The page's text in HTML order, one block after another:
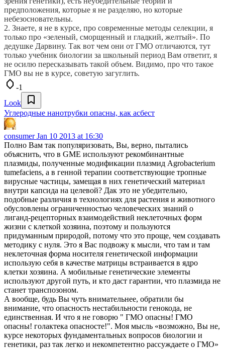
предположения, которые я не разделяю, но которые
небезосновательны.
2. Знаете, я не в курсе, про современные методы селекции, я
только про «зеленый, сморщенный и гладкий, желтый». По
дедушке Дарвину. Так вот чем они от ГМО отличаются, тут
только учебник биологии за школьный период Вам ответит, я
не осилю пересказывать такой объем. Видимо, про что такое
ГМО вы не в курсе, советую загуглить.
-1
Look
Углеродные нанотрубки опасны, как асбест
consumerJan 10 2013 at 16:30
Полно Вам так популяризовать, Вы, верно, пытались
объяснить, что в GME используют рекомбинантные
плазмиды, полученные модификации плазмид Agrobacterium
tumefaciens, а в генной терапии соответствующие тропные
вирусные частицы, замещая в них генетический материал
внутри капсида на целевой? Дак это не убедительно,
подобные различия в технологиях для растения и животного
обусловлены ограниченностью человеческих знаний о
лиганд-рецепторных взаимодействий неклеточных форм
жизни с клеткой хозяина, поэтому и пользуются
придуманным природой, потому что это проще, чем создавать
методику с нуля. Это я Вас подвожу к мысли, что там и там
неклеточная форма носителя генетической информации
использую себя в качестве матрицы встраивается в ядро
клетки хозяина. А мобильные генетические элементы
используют другой путь, и кто даст гарантии, что плазмида не
станет транспозоном.
А вообще, будь Вы чуть внимательнее, обратили бы
внимание, что опасность нестабильности генокода, не
единственная. И что я не говорю " ГМО опасны! ГМО
опасны! голактека опасносте!". Моя мысль «возможно, Вы не,
курсе некоторых фундаментальных вопросов биологии и
генетики, раз так легко и некомпетентно рассуждаете о ГМО»